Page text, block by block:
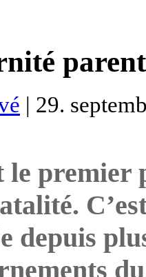
| 29.
premier
depuis